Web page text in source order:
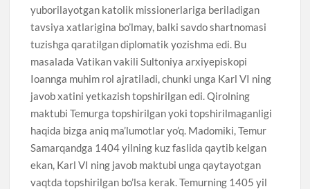
yuborilayotgan katolik missionerlariga beriladigan
tavsiya xatlarigina bo’lmay, balki savdo shartnomasi
tuzishga qaratilgan diplomatik yozishma edi. Bu
masalada Vatikan vakili Sultoniya arxiyepiskopi
Ioannga muhim rol ajratiladi, chunki unga Karl VI ning
javob xatini yetkazish topshirilgan edi. Qirolning
maktubi Temurga topshirilgan yoki topshirilmaganligi
haqida bizga aniq ma’lumotlar yo’q. Madomiki, Temur
Samarqandga 1404 yilning kuz faslida qaytib kelgan
ekan, Karl VI ning javob maktubi unga qaytayotgan
vaqtda topshirilgan bo’lsa kerak. Temurning 1405 yil